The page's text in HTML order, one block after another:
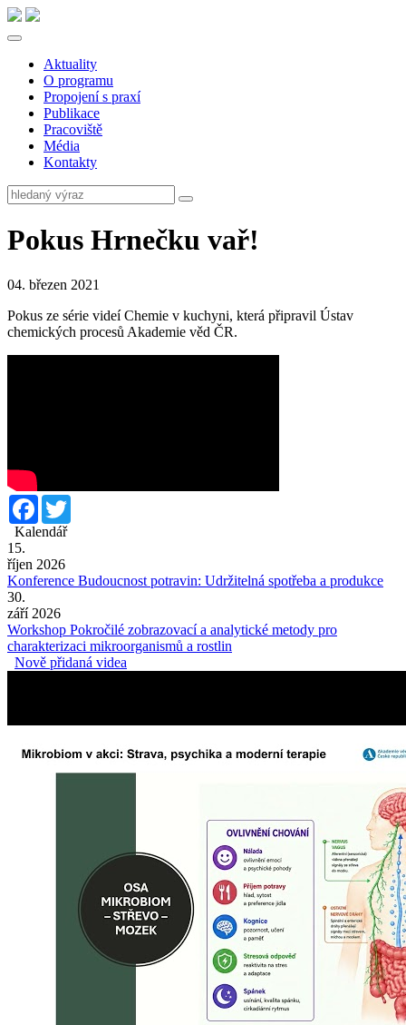
Aktuality
O programu
Propojení s praxí
Publikace
Pracoviště
Média
Kontakty
Pokus Hrnečku vař!
04. březen 2021
Pokus ze série videí Chemie v kuchyni, která připravil Ústav
chemických procesů Akademie věd ČR.
Facebook
Kalendář
15.
říjen 2026
Konference Budoucnost potravin: Udržitelná spotřeba a produkce
30.
září 2026
Workshop Pokročilé zobrazovací a analytické metody pro
charakterizaci mikroorganismů a rostlin
Nově přidaná videa